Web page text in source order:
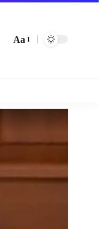
Aa